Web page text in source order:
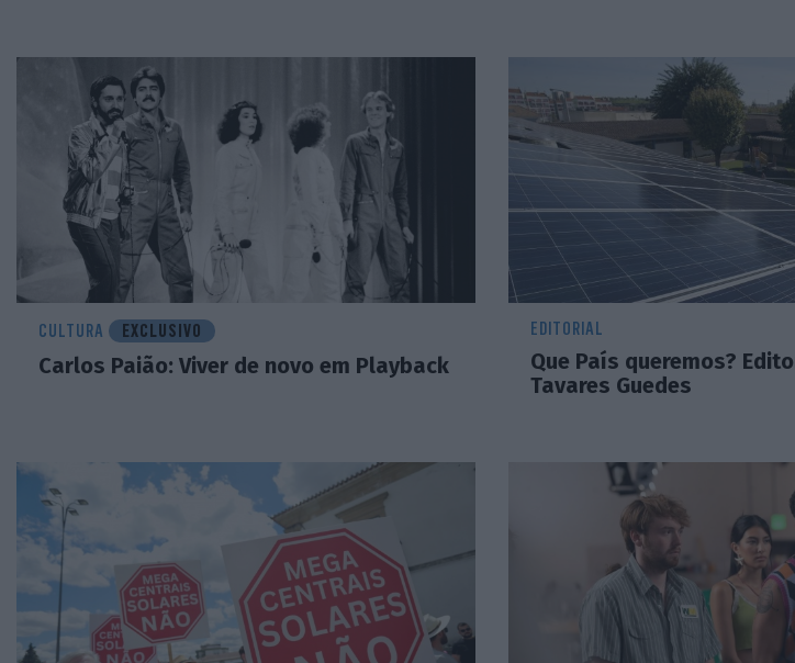
CULTURA EXCLUSIVO
Carlos Paião: Viver de novo em Playback
EDITORIAL
Que País queremos?
Tavares Guedes